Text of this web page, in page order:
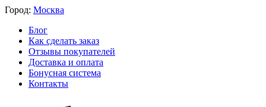
Город: Москва
Блог
Как сделать заказ
Отзывы покупателей
Доставка и оплата
Бонусная система
Контакты